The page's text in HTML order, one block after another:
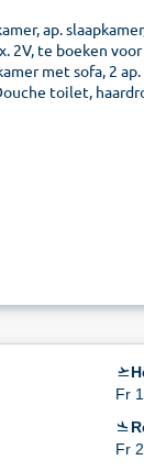
ap.
2V, te boeken
met sofa, 2
toilet,
Fr
Fr